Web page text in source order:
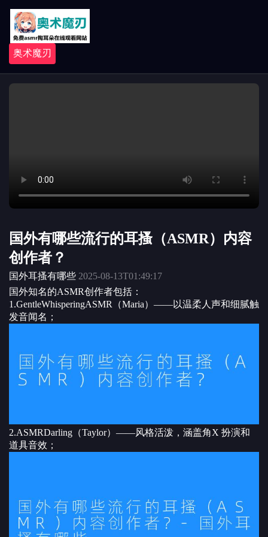
奥术魔刃
国外有哪些流行的耳搔（ASMR）内容
创作者？
国外耳搔有哪些 2025-08-13T01:49:17
国外知名的ASMR创作者包括：
1.GentleWhisperingASMR（Maria）——以温柔人声和细腻触
发音闻名；
2.ASMRDarling（Taylor）——风格活泼，涵盖角X 扮演和
道具音效；